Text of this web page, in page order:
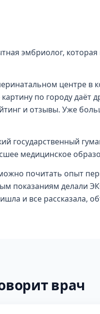
эмбриолог,
центре в
по городу даёт
и отзывы. Уже
государственный
медицинское
почитать опыт
показаниям делали
и все рассказала,
врач